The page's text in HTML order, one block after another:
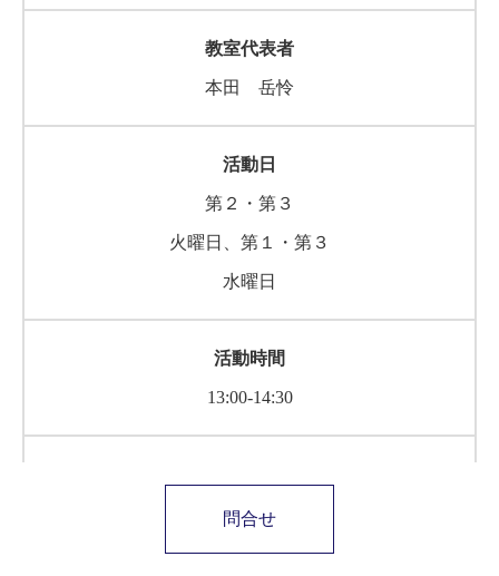
本田 岳怜
第２・第３
火曜日、第１・第３
水曜日
13:00-14:30
18
問合せ